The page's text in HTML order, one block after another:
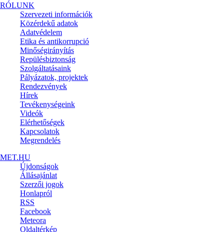
RÓLUNK
Szervezeti információk
Közérdekű adatok
Adatvédelem
Etika és antikorrupció
Minőségirányítás
Repülésbiztonság
Szolgáltatásaink
Pályázatok, projektek
Rendezvények
Hírek
Tevékenységeink
Videók
Elérhetőségek
Kapcsolatok
Megrendelés
MET.HU
Újdonságok
Állásajánlat
Szerzői jogok
Honlapról
RSS
Facebook
Meteora
Oldaltérkép